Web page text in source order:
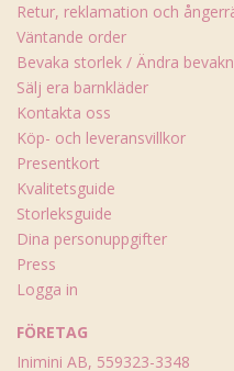
Retur, reklamation och
Väntande order
Bevaka storlek / Ändra
Sälj era barnkläder
Kontakta oss
Köp- och leveransvillkor
Presentkort
Kvalitetsguide
Storleksguide
Dina personuppgifter
Press
Logga in
FÖRETAG
Inimini AB, 559323-3348